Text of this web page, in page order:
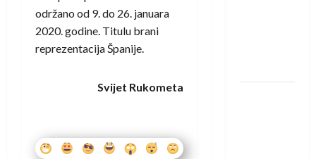
održano od 9. do 26. januara
2020. godine. Titulu brani
reprezentacija Španije.
Svijet Rukometa